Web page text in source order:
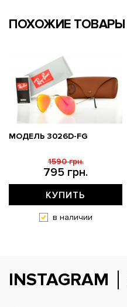
ПОХОЖИЕ ТОВАРЫ
МОДЕЛЬ 3026D-FG
795 грн.
1590 грн.
КУПИТЬ
в наличии
INSTAGRAM